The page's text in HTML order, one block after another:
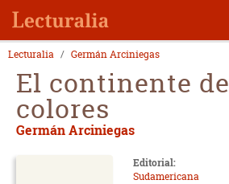
Lecturalia Germán Arciniegas
El continente
colores
Germán Arciniegas
Editorial:
Sudamericana